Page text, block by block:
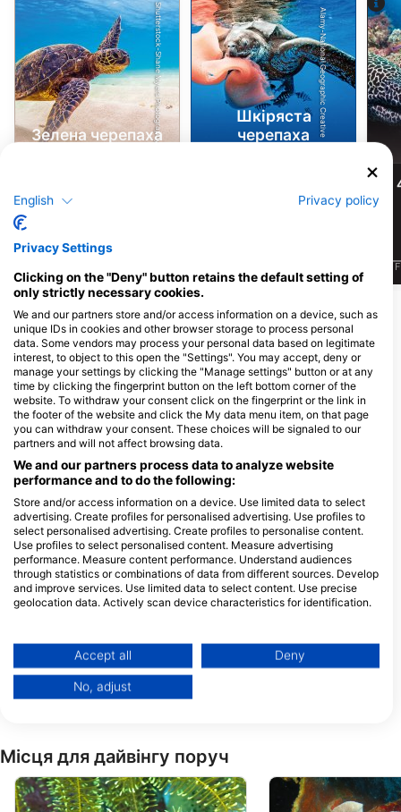
Shutterstock-Shane Myers Photography
Зелена черепаха Alamy-National Geographic Creative
Шкіряста
черепаха
F
Показати більше тварин
Дайвінг-центри обслуговують цей
дайвінг-сайт
BIGBOSS DIVE - CEBU, 빅보스
다이브 세부점
DATAG MARIBAGO, 6015 Lapu-
Lapu City, Cebu - ФІЛІПІНИ
DIVESTORY, 다이브스토리
MOALBOAL, Cebu - ФІЛІПІНИ
LAVIE MARINE DIVE TRAVEL & TOUR SERVICES
BUYONG, 6014 Lapu- Lapu
City, Cebu - ФІЛІПІНИ
Water Park, 6015 Lapulapu
City, Cebu - ФІЛІПІНИ
Місця для дайвінгу поруч
English Privacy policy
Privacy Settings
Clicking on the "Deny" button retains the default setting of
only strictly necessary cookies.
We and our partners store and/or access information on a device, such as
unique IDs in cookies and other browser storage to process personal
data. Some vendors may process your personal data based on legitimate
interest, to object to this open the "Settings". You may accept, deny or
manage your settings by clicking the "Manage settings" button or at any
time by clicking the fingerprint button on the left bottom corner of the
website. To withdraw your consent click on the fingerprint or the link in
the footer of the website and click the My data menu item, on that page
you can withdraw your consent. These choices will be signaled to our
partners and will not affect browsing data.
We and our partners process data to analyze website
performance and to do the following:
Store and/or access information on a device. Use limited data to select
advertising. Create profiles for personalised advertising. Use profiles to
select personalised advertising. Create profiles to personalise content.
Use profiles to select personalised content. Measure advertising
performance. Measure content performance. Understand audiences
through statistics or combinations of data from different sources. Develop
and improve services. Use limited data to select content. Use precise
geolocation data. Actively scan device characteristics for identification.
Data may be shared outside of the European Union and send to the USA.
Your consent and the cookie policy applies solely to this website/app.
View Partner List (1 IAB Vendors)
Store and/or access information on a device
Use limited data to select advertising
Accept all Deny
No, adjust